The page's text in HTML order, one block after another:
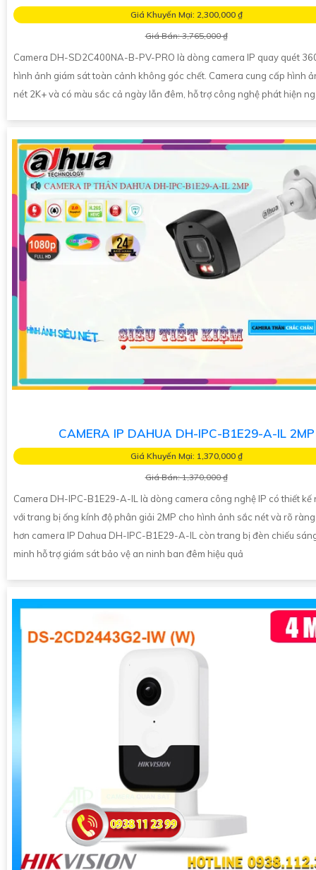
Giá Khuyến Mại: 2,300,000 ₫
Giá Bán: 3,765,000 ₫
Camera DH-SD2C400NA-B-PV-PRO là dòng camera IP quay quét
hình ảnh giám sát toàn cảnh không góc chết. Camera cung cấp hình
nét 2K+ và có màu sắc cả ngày lẫn đêm, hỗ trợ công nghệ phát hiện
CAMERA IP DAHUA DH-IPC-B1E29-A-IL 2MP
Giá Khuyến Mại: 1,370,000 ₫
Giá Bán: 1,370,000 ₫
Camera DH-IPC-B1E29-A-IL là dòng camera công nghệ IP có thiết kế
với trang bị ống kính độ phân giải 2MP cho hình ảnh sắc nét và rõ
hơn camera IP Dahua DH-IPC-B1E29-A-IL còn trang bị đèn chiếu
minh hỗ trợ giám sát bảo vệ an ninh ban đêm hiệu quả